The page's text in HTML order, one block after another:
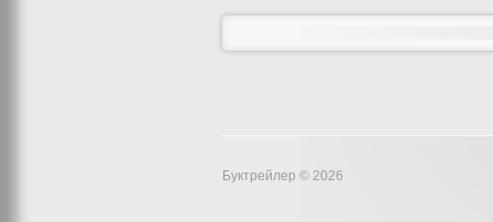
Буктрейлер © 2026